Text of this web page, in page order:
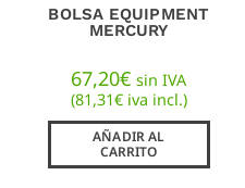
BOLSA EQUIPMENT
MERCURY
67,20€ sin IVA
(81,31€iva incl.)
AÑADIR AL
CARRITO